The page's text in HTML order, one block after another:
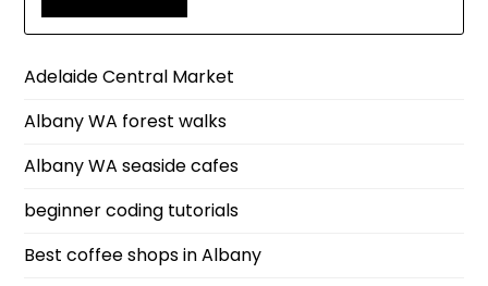
Adelaide Central Market
Albany WA forest walks
Albany WA seaside cafes
beginner coding tutorials
Best coffee shops in Albany